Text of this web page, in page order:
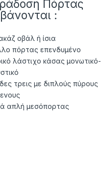
Πόρτας
:
οβάλ ή ίσια
πόρτας επενδυμένο
λάστιχο κάσας μονωτικό-
τρεις με διπλούς πύρους
απλή μεσόπορτας